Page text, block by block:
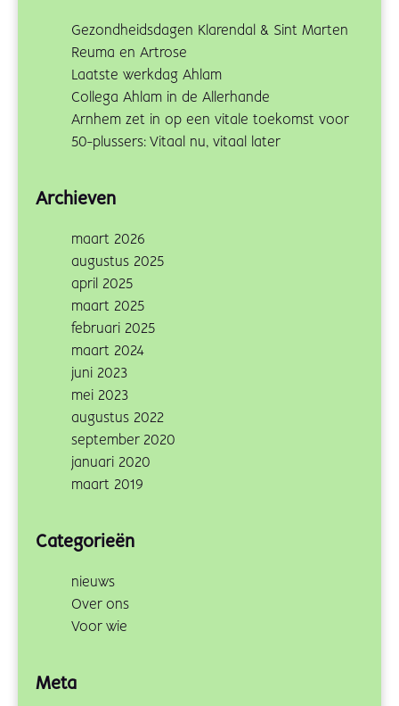
Gezondheidsdagen Klarendal & Sint Marten
Reuma en Artrose
Laatste werkdag Ahlam
Collega Ahlam in de Allerhande
Arnhem zet in op een vitale toekomst voor
50-plussers: Vitaal nu, vitaal later
Archieven
maart 2026
augustus 2025
april 2025
maart 2025
februari 2025
maart 2024
juni 2023
mei 2023
augustus 2022
september 2020
januari 2020
maart 2019
Categorieën
nieuws
Over ons
Voor wie
Meta